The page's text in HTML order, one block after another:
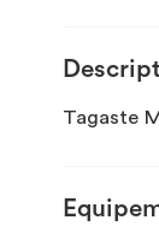
Tagaste